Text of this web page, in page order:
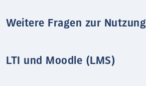
Weitere Fragen zur Nutzung
LTI und Moodle (LMS)